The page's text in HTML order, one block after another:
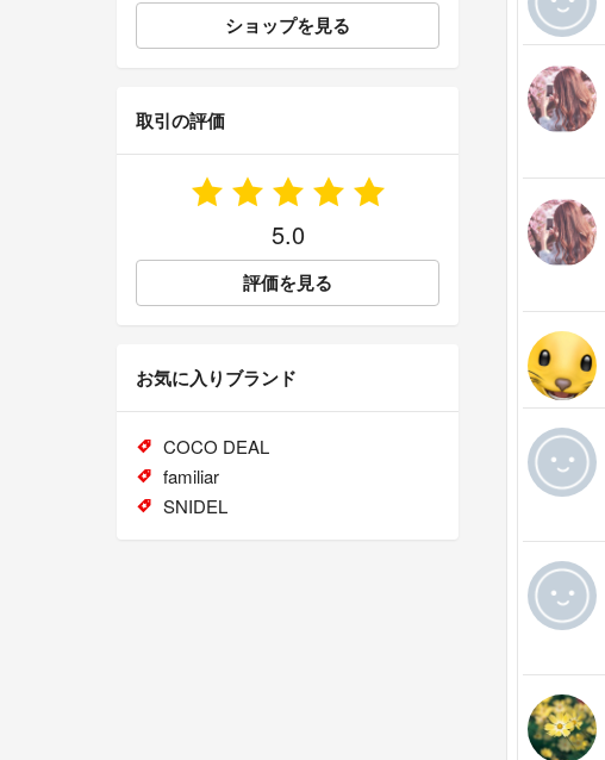
ショップを見る
取引の評価
5.0
評価を見る
お気に入りブランド
COCO DEAL
familiar
SNIDEL